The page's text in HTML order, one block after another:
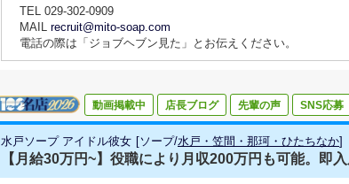
TEL 029-302-0909
MAIL recruit@mito-soap.com
電話の際は「ジョブヘブン見た」とお伝えください。
動画掲載中 店長ブログ 先輩の声 SNS応募
水戸ソープ アイドル彼女 [ソープ/水戸・笠間・那珂・ひたちなか]
【月給30万円~】役職により月収200万円も可能。即